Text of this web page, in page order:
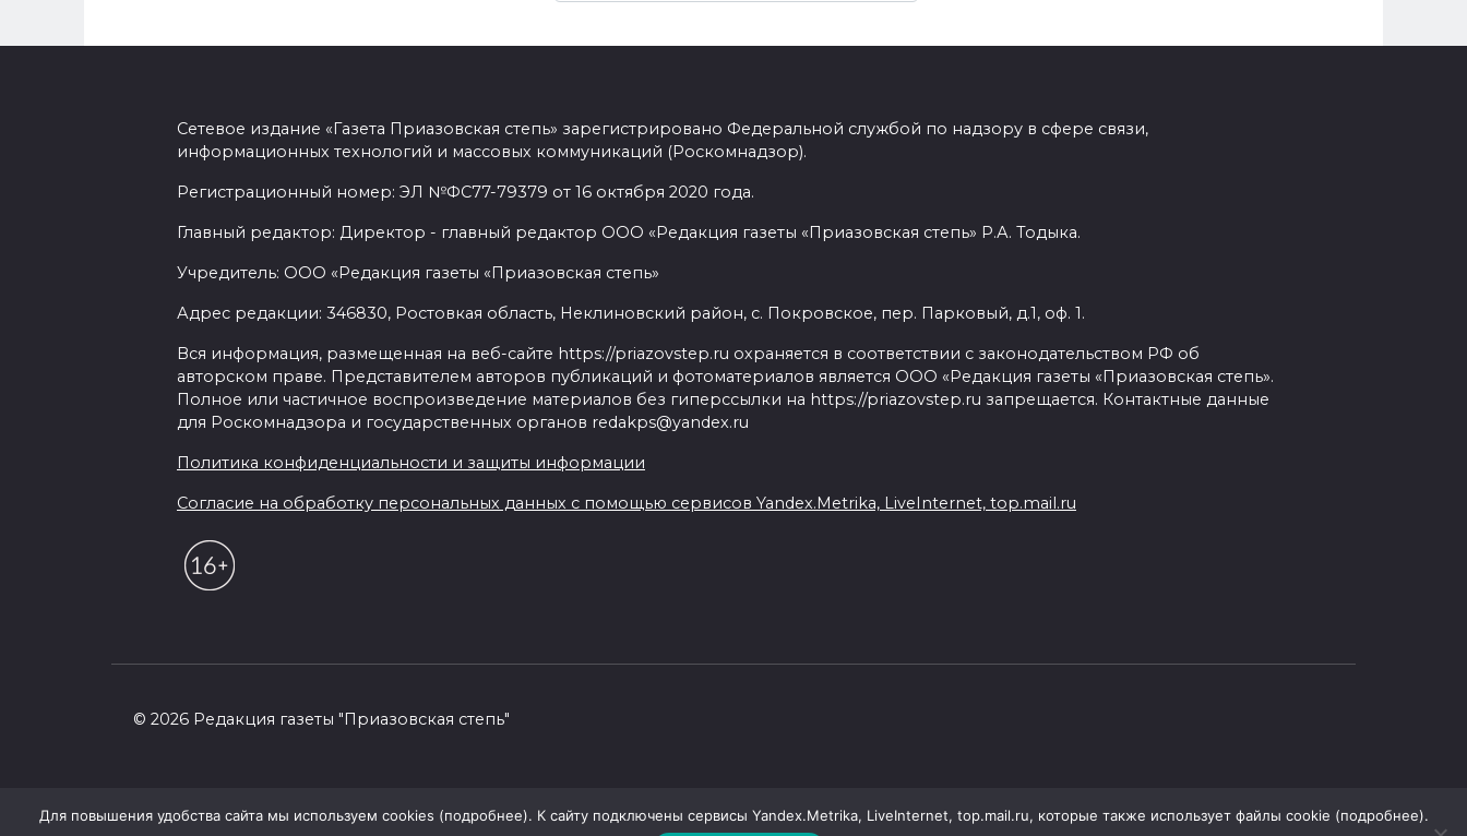
Сетевое издание «Газета Приазовская степь» зарегистрировано Федеральной службой по надзору в сфере связи,
информационных технологий и массовых коммуникаций (Роскомнадзор).
Регистрационный номер: ЭЛ №ФС77-79379 от 16 октября 2020 года.
Главный редактор: Директор - главный редактор ООО «Редакция газеты «Приазовская степь» Р.А. Тодыка.
Учредитель: ООО «Редакция газеты «Приазовская степь»
Адрес редакции: 346830, Ростовкая область, Неклиновский район, с. Покровское, пер. Парковый, д.1, оф. 1.
Вся информация, размещенная на веб-сайте https://priazovstep.ru охраняется в соответствии с законодательством РФ об
авторском праве. Представителем авторов публикаций и фотоматериалов является ООО «Редакция газеты «Приазовская степь».
Полное или частичное воспроизведение материалов без гиперссылки на https://priazovstep.ru запрещается. Контактные данные
для Роскомнадзора и государственных органов redakps@yandex.ru
Политика конфиденциальности и защиты информации
Согласие на обработку персональных данных с помощью сервисов Yandex.Metrika, LiveInternet, top.mail.ru
© 2026 Редакция газеты "Приазовская степь"
Для повышения удобства сайта мы используем cookies (подробнее). К сайту подключены сервисы Yandex.Metrika, LiveInternet, top.mail.ru, которые также использует файлы cookie (подробнее).